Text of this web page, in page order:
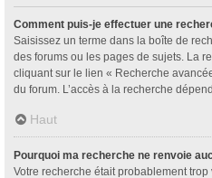
Comment puis-je effectuer une
Saisissez un terme dans la boîte de
des forums ou les pages de sujets. La
cliquant sur le lien « Recherche
du forum. L’accès à la recherche
Haut
Pourquoi ma recherche ne renvoie
Votre recherche était probablement